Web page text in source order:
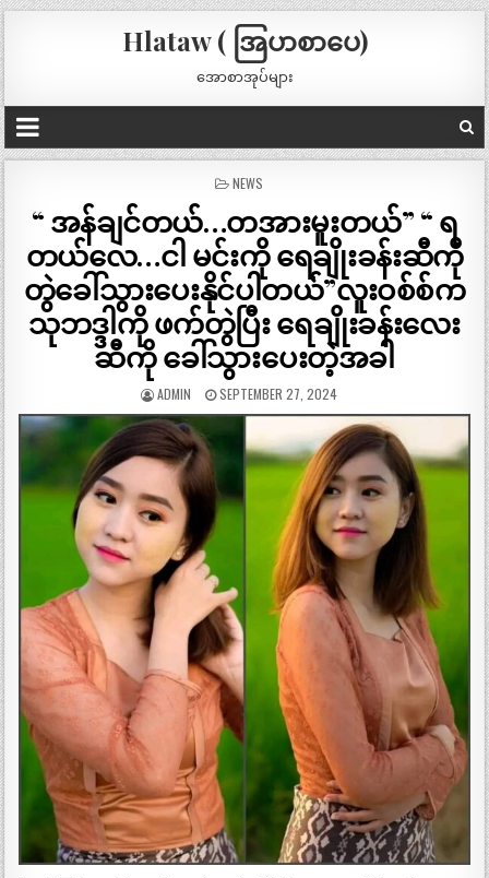
Hlataw ( အြပာစာပေ)
အောစာအုပ်များ
POSTED
NEWS
“ အန်ချင်တယ်…တအားမူးတယ်” “ ရ
တယ်လေ…ငါ မင်းကို ရေချိုးခန်းဆီကို
တွဲခေါ်သွားပေးနိုင်ပါတယ်”လူးဝစ်စ်က
သုဘဒ္ဒါကို ဖက်တွဲပြီး ရေချိုးခန်းလေး
ဆီကို ခေါ်သွားပေးတဲ့အခါ
ADMIN SEPTEMBER 27, 2024